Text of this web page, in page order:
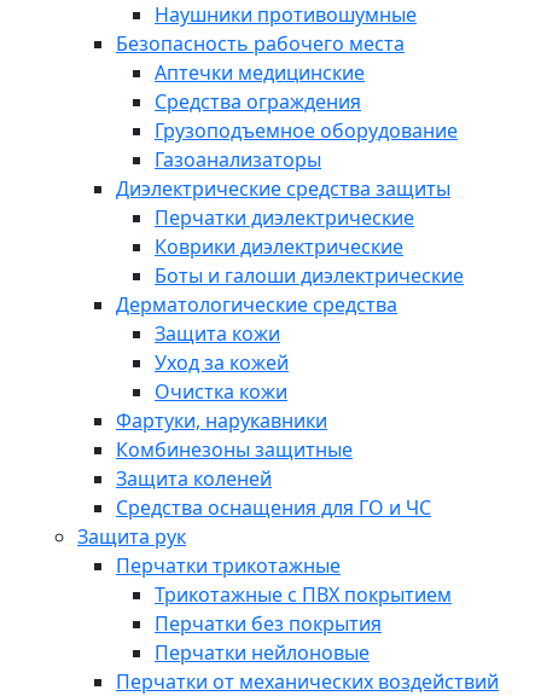
Наушники противошумные
Безопасность рабочего места
Аптечки медицинские
Средства ограждения
Грузоподъемное оборудование
Газоанализаторы
Диэлектрические средства защиты
Перчатки диэлектрические
Коврики диэлектрические
Боты и галоши диэлектрические
Дерматологические средства
Защита кожи
Уход за кожей
Очистка кожи
Фартуки, нарукавники
Комбинезоны защитные
Защита коленей
Средства оснащения для ГО и ЧС
Защита рук
Перчатки трикотажные
Трикотажные с ПВХ покрытием
Перчатки без покрытия
Перчатки нейлоновые
Перчатки от механических воздействий